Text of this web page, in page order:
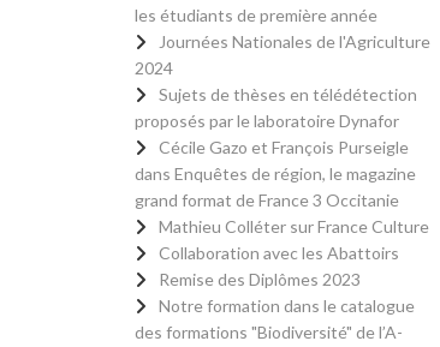
les étudiants de première année
Journées Nationales de l'Agriculture
2024
Sujets de thèses en télédétection
proposés par le laboratoire Dynafor
Cécile Gazo et François Purseigle
dans Enquêtes de région, le magazine
grand format de France 3 Occitanie
Mathieu Colléter sur France Culture
Collaboration avec les Abattoirs
Remise des Diplômes 2023
Notre formation dans le catalogue
des formations "Biodiversité" de l’A-